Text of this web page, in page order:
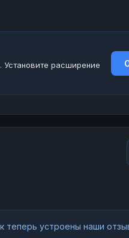
Установите расширение
теперь устроены наши